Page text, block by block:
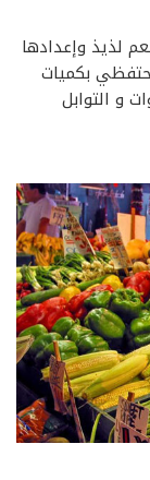
لذيذ وإعدادها
بكميات
و التوابل